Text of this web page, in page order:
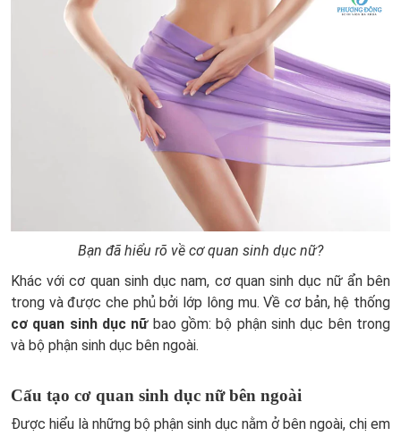
Bạn đã hiểu rõ về cơ quan sinh dục nữ?
Khác với cơ quan sinh dục nam, cơ quan sinh dục nữ ẩn bên
trong và được che phủ bởi lớp lông mu. Về cơ bản, hệ thống
cơ quan sinh dục nữbao gồm: bộ phận sinh dục bên trong
và bộ phận sinh dục bên ngoài.
Cấu tạo cơ quan sinh dục nữ bên ngoài
Được hiểu là những bộ phận sinh dục nằm ở bên ngoài, chị em